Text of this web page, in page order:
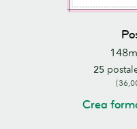
25
Crea